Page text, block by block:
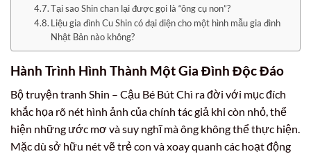
Tại sao Shin chan lại được gọi là “ông cụ non”?
Liệu gia đình Cu Shin có đại diện cho một hình mẫu gia đình
Nhật Bản nào không?
Hành Trình Hình Thành MộtGia Đình Độc Đáo
Bộ truyện tranh Shin – Cậu Bé Bút Chì ra đời với mục đích
khắc họa rõ nét hình ảnh của chính tác giả khi còn nhỏ, thể
hiện những ước mơ và suy nghĩ mà ông không thể thực hiện.
Mặc dù sở hữu nét vẽ trẻ con và xoay quanh các hoạt động